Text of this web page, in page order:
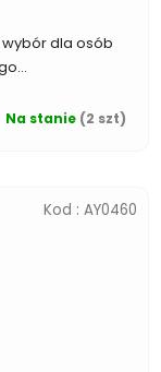
Na stanie (2 szt)
wybór dla osób
Kod : AY0460